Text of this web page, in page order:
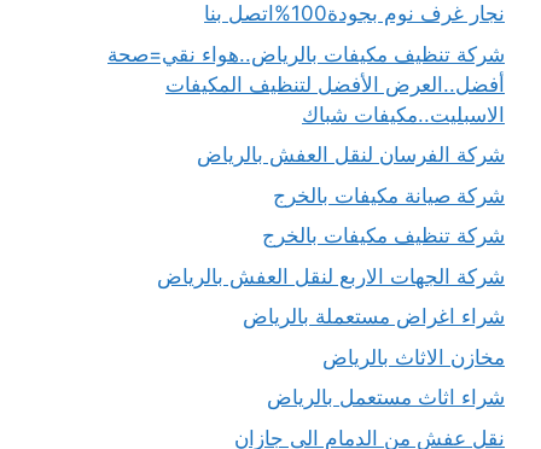
نجار غرف نوم بجودة100%اتصل بنا
شركة تنظيف مكيفات بالرياض..هواء نقي=صحة
أفضل..العرض الأفضل لتنظيف المكيفات
الاسبليت..مكيفات شباك
شركة الفرسان لنقل العفش بالرياض
شركة صيانة مكيفات بالخرج
شركة تنظيف مكيفات بالخرج
شركة الجهات الاربع لنقل العفش بالرياض
شراء اغراض مستعملة بالرياض
مخازن الاثاث بالرياض
شراء اثاث مستعمل بالرياض
نقل عفش من الدمام الى جازان